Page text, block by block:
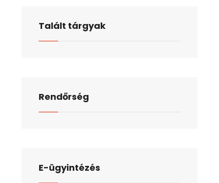
Talált tárgyak
Rendőrség
E-ügyintézés